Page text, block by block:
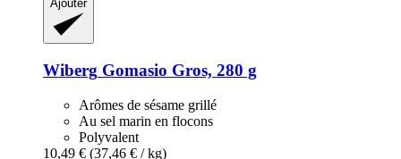
Ajouter
Wiberg Gomasio Gros, 280 g
Arômes de sésame grillé
Au sel marin en flocons
Polyvalent
10,49 € (37,46 € / kg)